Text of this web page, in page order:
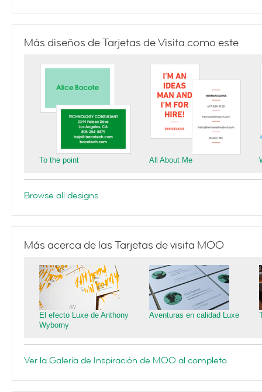
Más diseños de Tarjetas de Visita como este
To the point All About Me
Browse all designs
Más acerca de las Tarjetas de visita MOO
El efecto Luxe de Anthony
Wyborny
Aventuras en calidad Luxe
Ver la Galería de Inspiración de MOO al completo